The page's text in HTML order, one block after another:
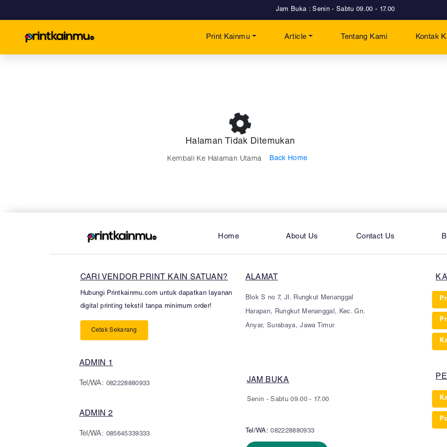
Jam Buka : Senin - Sabtu 09.00 - 17.00
Print Kainmu Article Tentang Kami Kontak
Halaman Tidak Ditemukan
Kembali Ke Halaman Utama Back Home
Home About Us Contact Us
CARI VENDOR PRINT KAIN SATUAN?
Hubungi Printkainmu.com untuk dapatkan layanan
digital printing tekstil tanpa minimum order!
Cetak Sekarang
ADMIN 1
Tel/WA: 082228880933
ADMIN 2
Tel/WA: 085645339333
ALAMAT
Blok S no 7, Jl. Rungkut Menanggal
Harapan, Rungkut Menanggal, Kec. Gn.
Anyar, Surabaya, Jawa Timur
JAM BUKA
Senin - Sabtu 09.00 - 17.00
Tel/WA: 082228880933